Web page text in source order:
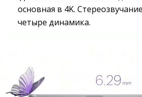
основная в 4K.
четыре динамика.